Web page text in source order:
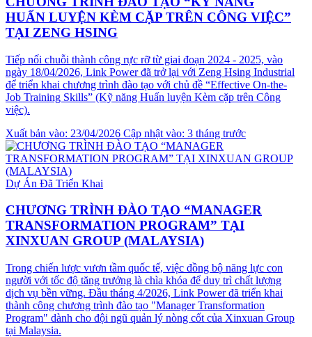
HUẤN LUYỆN KÈM CẶP TRÊN CÔNG VIỆC”
TẠI ZENG HSING
Tiếp nối chuỗi thành công rực rỡ từ giai đoạn 2024 - 2025, vào
ngày 18/04/2026, Link Power đã trở lại với Zeng Hsing Industrial
để triển khai chương trình đào tạo với chủ đề “Effective On-the-
Job Training Skills” (Kỹ năng Huấn luyện Kèm cặp trên Công
việc).
Xuất bản vào: 23/04/2026 Cập nhật vào: 3 tháng trước
Dự Án Đã Triển Khai
CHƯƠNG TRÌNH ĐÀO TẠO “MANAGER
TRANSFORMATION PROGRAM” TẠI
XINXUAN GROUP (MALAYSIA)
Trong chiến lược vươn tầm quốc tế, việc đồng bộ năng lực con
người với tốc độ tăng trưởng là chìa khóa để duy trì chất lượng
dịch vụ bền vững. Đầu tháng 4/2026, Link Power đã triển khai
thành công chương trình đào tạo "Manager Transformation
Program" dành cho đội ngũ quản lý nòng cốt của Xinxuan Group
tại Malaysia.